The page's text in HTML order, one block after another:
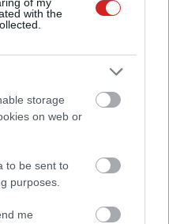
with the
storage
on web or
to be sent to
purposes.
me
újabb részletek
ki
10:15
az ördögien jó